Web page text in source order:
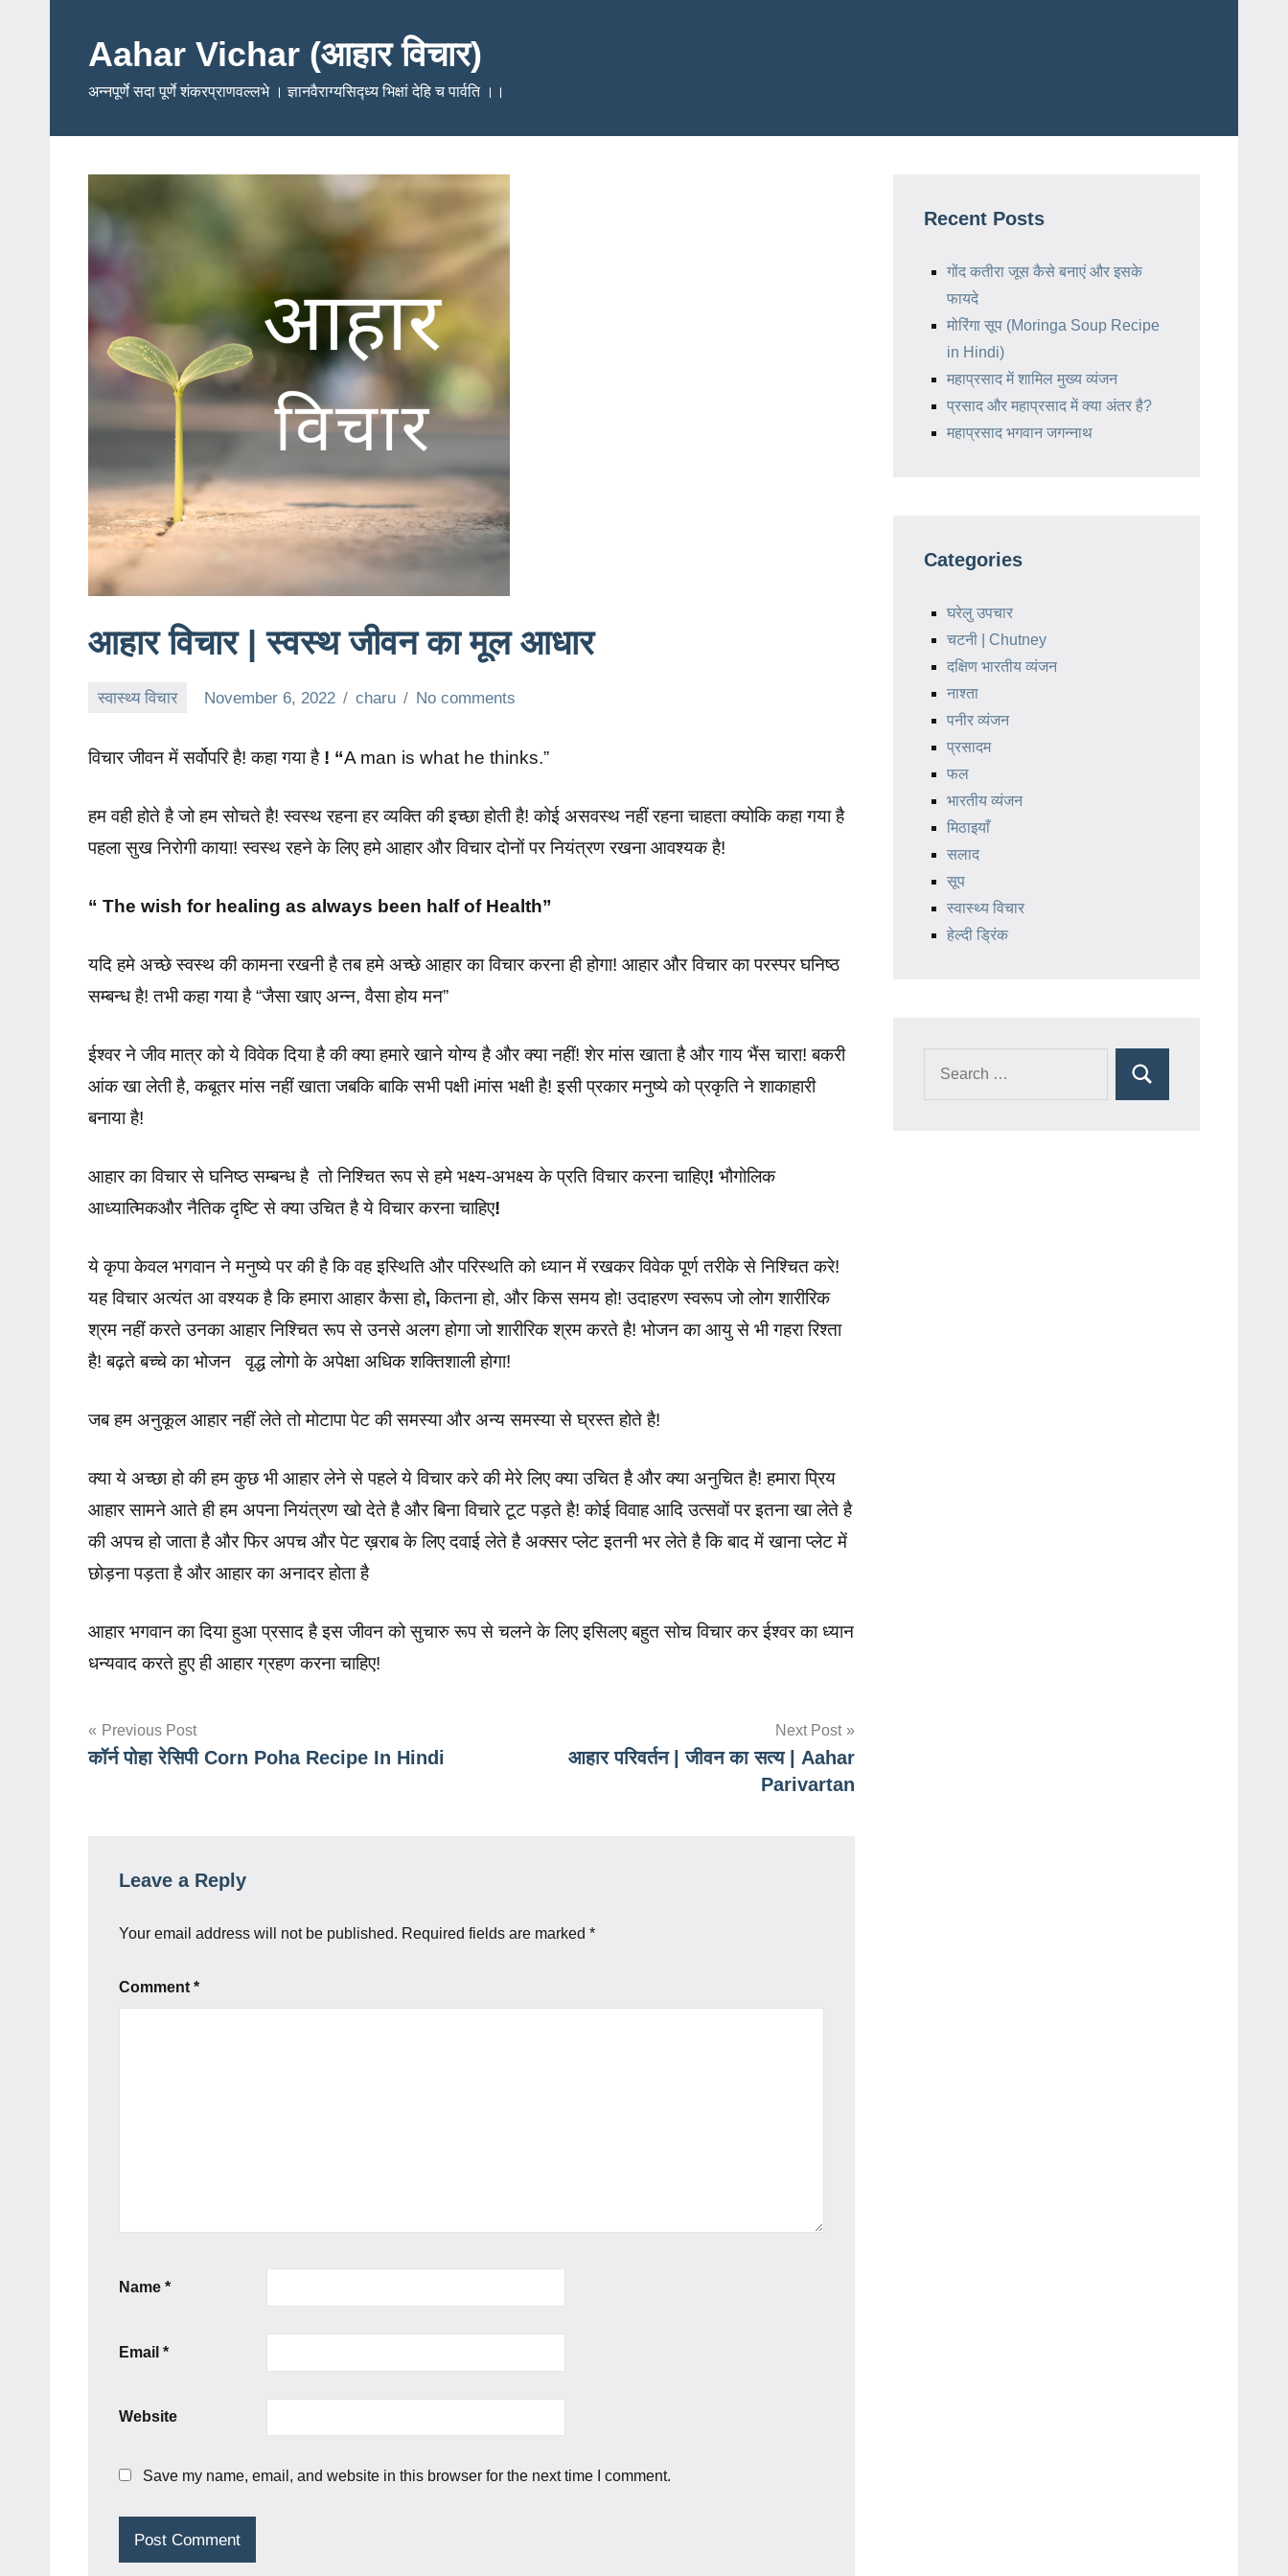
contentAahar Vichar (आहार विचार)
अन्नपूर्णे सदा पूर्णे शंकरप्राणवल्लभे । ज्ञानवैराग्यसिद्ध्य भिक्षां देहि च पार्वति ।।
आहार विचार | स्वस्थ जीवन का मूल आधार
स्वास्थ्य विचार November 6, 2022 charu No comments
विचार जीवन में सर्वोपरि है! कहा गया है ! “A man is what he thinks.”
हम वही होते है जो हम सोचते है! स्वस्थ रहना हर व्यक्ति की इच्छा होती है! कोई असवस्थ नहीं रहना चाहता क्योकि कहा गया है
पहला सुख निरोगी काया! स्वस्थ रहने के लिए हमे आहार और विचार दोनों पर नियंत्रण रखना आवश्यक है!
“ The wish for healing as always been half of Health”
यदि हमे अच्छे स्वस्थ की कामना रखनी है तब हमे अच्छे आहार का विचार करना ही होगा! आहार और विचार का परस्पर घनिष्ठ
सम्बन्ध है! तभी कहा गया है “जैसा खाए अन्न, वैसा होय मन”
ईश्वर ने जीव मात्र को ये विवेक दिया है की क्या हमारे खाने योग्य है और क्या नहीं! शेर मांस खाता है और गाय भैंस चारा! बकरी
आंक खा लेती है, कबूतर मांस नहीं खाता जबकि बाकि सभी पक्षी iमांस भक्षी है! इसी प्रकार मनुष्ये को प्रकृति ने शाकाहारी
बनाया है!
आहार का विचार से घनिष्ठ सम्बन्ध है तो निश्चित रूप से हमे भक्ष्य-अभक्ष्य के प्रति विचार करना चाहिए! भौगोलिक
आध्यात्मिकऔर नैतिक दृष्टि से क्या उचित है ये विचार करना चाहिए!
ये कृपा केवल भगवान ने मनुष्ये पर की है कि वह इस्थिति और परिस्थति को ध्यान में रखकर विवेक पूर्ण तरीके से निश्चित करे!
यह विचार अत्यंत आ वश्यक है कि हमारा आहार कैसा हो,कितना हो, और किस समय हो! उदाहरण स्वरूप जो लोग शारीरिक
श्रम नहीं करते उनका आहार निश्चित रूप से उनसे अलग होगा जो शारीरिक श्रम करते है! भोजन का आयु से भी गहरा रिश्ता
है! बढ़ते बच्चे का भोजन वृद्ध लोगो के अपेक्षा अधिक शक्तिशाली होगा!
जब हम अनुकूल आहार नहीं लेते तो मोटापा पेट की समस्या और अन्य समस्या से घ्रस्त होते है!
क्या ये अच्छा हो की हम कुछ भी आहार लेने से पहले ये विचार करे की मेरे लिए क्या उचित है और क्या अनुचित है! हमारा प्रिय
आहार सामने आते ही हम अपना नियंत्रण खो देते है और बिना विचारे टूट पड़ते है! कोई विवाह आदि उत्सवों पर इतना खा लेते है
की अपच हो जाता है और फिर अपच और पेट ख़राब के लिए दवाई लेते है अक्सर प्लेट इतनी भर लेते है कि बाद में खाना प्लेट में
छोड़ना पड़ता है और आहार का अनादर होता है
आहार भगवान का दिया हुआ प्रसाद है इस जीवन को सुचारु रूप से चलने के लिए इसिलए बहुत सोच विचार कर ईश्वर का ध्यान
धन्यवाद करते हुए ही आहार ग्रहण करना चाहिए!
Post
navigation
Previous Post
कॉर्न पोहा रेसिपी Corn Poha Recipe In Hindi
Next Post
आहार परिवर्तन | जीवन का सत्य | Aahar
Parivartan
Leave a Reply
Your email address will not be published. Required fields are marked *
Comment *
Name *
Email *
Website
Save my name, email, and website in this browser for the next time I comment.
Recent Posts
गोंद कतीरा जूस कैसे बनाएं और इसके
फायदे
मोरिंगा सूप (Moringa Soup Recipe
in Hindi)
महाप्रसाद में शामिल मुख्य व्यंजन
प्रसाद और महाप्रसाद में क्या अंतर है?
महाप्रसाद भगवान जगन्नाथ
Categories
घरेलु उपचार
चटनी | Chutney
दक्षिण भारतीय व्यंजन
नाश्ता
पनीर व्यंजन
प्रसादम
फल
भारतीय व्यंजन
मिठाइयाँ
सलाद
सूप
स्वास्थ्य विचार
हेल्दी ड्रिंक
Search